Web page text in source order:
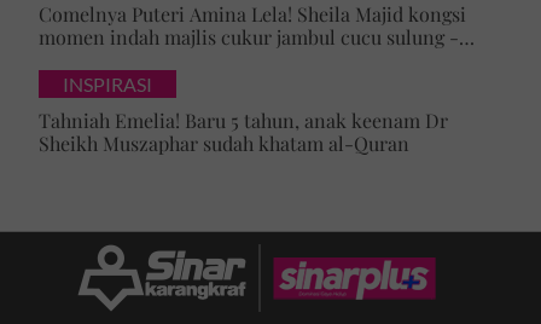
Comelnya Puteri Amina Lela! Sheila Majid kongsi
momen indah majlis cukur jambul cucu sulung -
INSPIRASI
Tahniah Emelia! Baru 5 tahun, anak keenam Dr
Sheikh Muszaphar sudah khatam al-Quran